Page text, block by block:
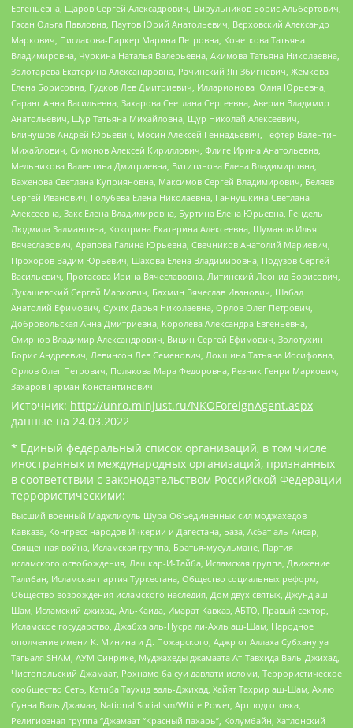
Евгеньевна, Щаров Сергей Алексадрович, Цирульников Борис Альбертович,
Гасан Ольга Павловна, Паутов Юрий Анатольевич, Верховский Александр
Маркович, Пислакова-Паркер Марина Петровна, Кочеткова Татьяна
Владимировна, Чуркина Наталья Валерьевна, Акимова Татьяна Николаевна,
Золотарева Екатерина Александровна, Рачинский Ян Збигневич, Жемкова
Елена Борисовна, Гудков Лев Дмитриевич, Илларионова Юлия Юрьевна,
Саранг Анна Васильевна, Захарова Светлана Сергеевна, Аверин Владимир
Анатольевич, Щур Татьяна Михайловна, Щур Николай Алексеевич,
Блинушов Андрей Юрьевич, Мосин Алексей Геннадьевич, Гефтер Валентин
Михайлович, Симонов Алексей Кириллович, Флиге Ирина Анатольевна,
Мельникова Валентина Дмитриевна, Вититинова Елена Владимировна,
Баженова Светлана Куприяновна, Максимов Сергей Владимирович, Беляев
Сергей Иванович, Голубева Елена Николаевна, Ганнушкина Светлана
Алексеевна, Закс Елена Владимировна, Буртина Елена Юрьевна, Гендель
Людмила Залмановна, Кокорина Екатерина Алексеевна, Шуманов Илья
Вячеславович, Арапова Галина Юрьевна, Свечников Анатолий Мариевич,
Прохоров Вадим Юрьевич, Шахова Елена Владимировна, Подузов Сергей
Васильевич, Протасова Ирина Вячеславовна, Литинский Леонид Борисович,
Лукашевский Сергей Маркович, Бахмин Вячеслав Иванович, Шабад
Анатолий Ефимович, Сухих Дарья Николаевна, Орлов Олег Петрович,
Добровольская Анна Дмитриевна, Королева Александра Евгеньевна,
Смирнов Владимир Александрович, Вицин Сергей Ефимович, Золотухин
Борис Андреевич, Левинсон Лев Семенович, Локшина Татьяна Иосифовна,
Орлов Олег Петрович, Полякова Мара Федоровна, Резник Генри Маркович,
Захаров Герман Константинович
Источник: http://unro.minjust.ru/NKOForeignAgent.aspx
данные на 24.03.2022
* Единый федеральный список организаций, в том числе
иностранных и международных организаций, признанных
в соответствии с законодательством Российской Федерации
террористическими:
Высший военный Маджлисуль Шура Объединенных сил моджахедов
Кавказа, Конгресс народов Ичкерии и Дагестана, База, Асбат аль-Ансар,
Священная война, Исламская группа, Братья-мусульмане, Партия
исламского освобождения, Лашкар-И-Тайба, Исламская группа, Движение
Талибан, Исламская партия Туркестана, Общество социальных реформ,
Общество возрождения исламского наследия, Дом двух святых, Джунд аш-
Шам, Исламский джихад, Аль-Каида, Имарат Кавказ, АБТО, Правый сектор,
Исламское государство, Джабха аль-Нусра ли-Ахль аш-Шам, Народное
ополчение имени К. Минина и Д. Пожарского, Аджр от Аллаха Субхану уа
Тагьаля SHAM, АУМ Синрике, Муджахеды джамаата Ат-Тавхида Валь-Джихад,
Чистопольский Джамаат, Рохнамо ба суи давлати исломи, Террористическое
сообщество Сеть, Катиба Таухид валь-Джихад, Хайят Тахрир аш-Шам, Ахлю
Сунна Валь Джамаа, National Socialism/White Power, Артподготовка,
Религиозная группа “Джамаат “Красный пахарь”, Колумбайн, Хатлонский